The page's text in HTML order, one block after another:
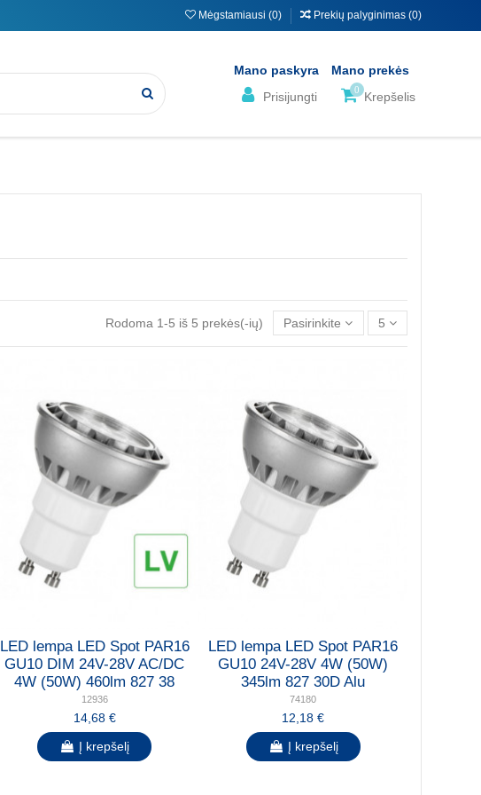
Mėgstamiausi (0) Prekių palyginimas (0)
Mano paskyra
Prisijungti
Mano prekės
0Krepšelis
Rodoma 1-5 iš 5 prekės(-ių) Pasirinkite 5
LED lempa LED Spot PAR16
GU10 DIM 24V-28V AC/DC
4W (50W) 460lm 827 38
12936
14,68 €
Į krepšelį
LED lempa LED Spot PAR16
GU10 24V-28V 4W (50W)
345lm 827 30D Alu
74180
12,18 €
Į krepšelį